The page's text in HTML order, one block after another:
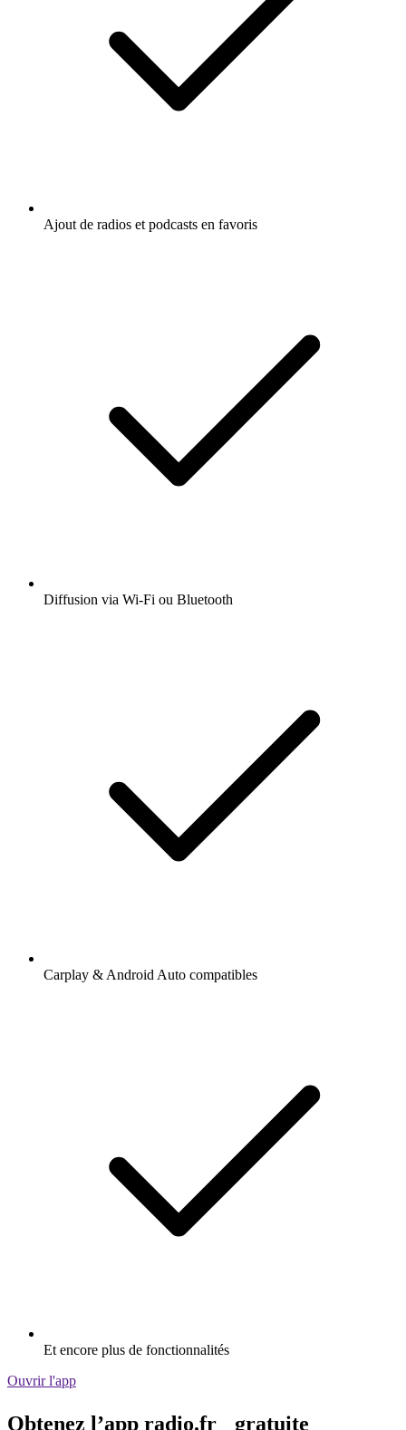
Ajout de radios et podcasts en favoris
Diffusion via Wi-Fi ou Bluetooth
Carplay & Android Auto compatibles
Et encore plus de fonctionnalités
Ouvrir l'app
Obtenez l’app radio.fr gratuite